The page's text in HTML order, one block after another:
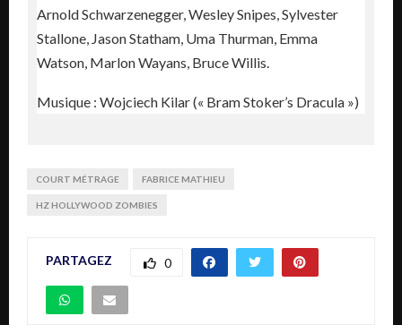
Arnold Schwarzenegger, Wesley Snipes, Sylvester
Stallone, Jason Statham, Uma Thurman, Emma
Watson, Marlon Wayans, Bruce Willis.
Musique : Wojciech Kilar (« Bram Stoker’s Dracula »)
COURT MÉTRAGE FABRICE MATHIEU
HZ HOLLYWOOD ZOMBIES
PARTAGEZ 0